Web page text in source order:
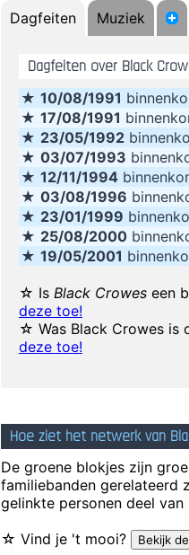
It was a very formative
I can spot empty
Yeah, Wacko Jacko, Where
Dagfeiten
Dagfeiten over Black
★ 10/08/1991
★ 17/08/1991
★ 23/05/1992
★ 03/07/1993
★ 12/11/1994
★ 03/08/1996
★ 23/01/1999
★ 25/08/2000
★ 19/05/2001
☆ Is Black Crowes een
deze toe!
☆ Was Black Crowes is
deze toe!
Muziek
Hoe ziet het netwerk van
De groene blokjes zijn
familiebanden gerelateerd
gelinkte personen deel
☆ Vind je 't mooi?